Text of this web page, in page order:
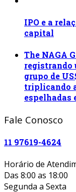
IPO e a
capital
The NAGA
registrando
grupo de
triplicando
espelhadas
Fale Conosco
11 97619-4624
Horário de
Das 8:00 as 18:00
Segunda a Sexta